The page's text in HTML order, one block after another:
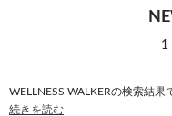
1
WELLNESS WALKERの検索結
続きを読む